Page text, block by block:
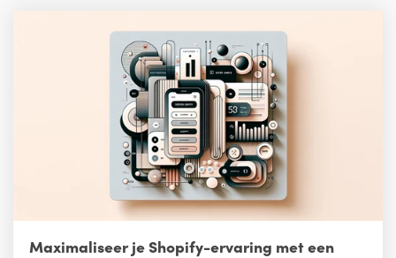
Maximaliseer je Shopify-ervaring met een